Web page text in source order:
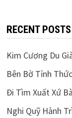
RECENT POSTS
Kim Cương Du
Bên Bờ Tỉnh Thức
Đi Tìm Xuất Xứ
Nghi Quỹ Hành